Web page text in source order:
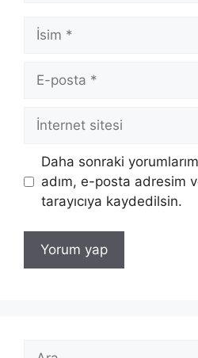
İsim
posta
İnternet
sitesi
Daha sonraki
adım, e-posta adresim
tarayıcıya kaydedilsin.
için